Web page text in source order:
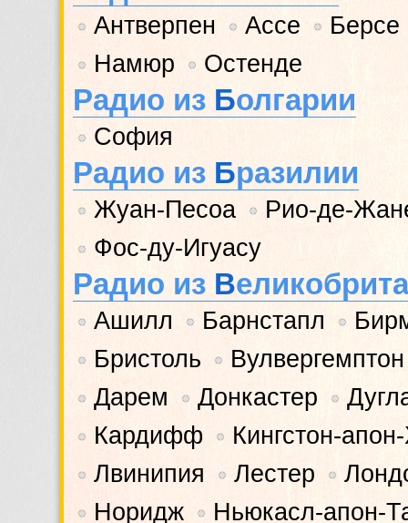
• Антверпен • Ассе • Берсе
• Намюр • Остенде
Радио из Болгарии
• София
Радио из Бразилии
• Жуан-Песоа • Рио-де-
• Фос-ду-Игуасу
Радио из В
• Ашилл • Барнстапл •
• Бристоль • Вулвергемптон
• Дарем • Донкастер •
• Кардифф • Кингстон-
• Лвинипия • Лестер •
• Норидж • Ньюкасл-апон-